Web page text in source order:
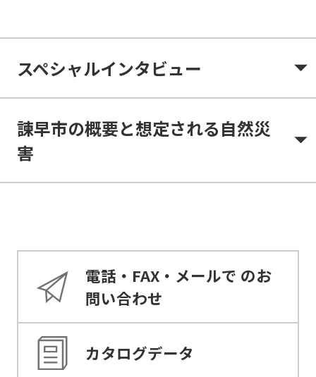
スペシャルインタビュー
諫早市の概要と想定される自然災
害
電話・FAX・メールで のお
問い合わせ
カタログデータ